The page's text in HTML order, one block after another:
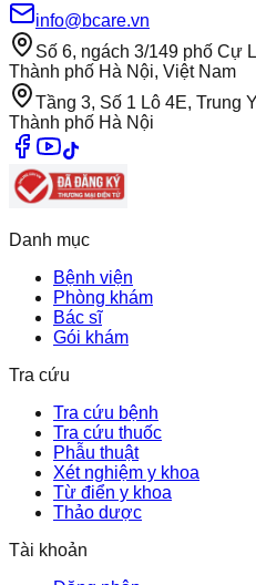
info@bcare.vn
Số 6, ngách 3/149 phố Cự
Thành phố Hà Nội, Việt Nam
Tầng 3, Số 1 Lô 4E, Trung
Thành phố Hà Nội
Danh mục
Bệnh viện
Phòng khám
Bác sĩ
Gói khám
Tra cứu
Tra cứu bệnh
Tra cứu thuốc
Phẫu thuật
Xét nghiệm y khoa
Từ điển y khoa
Thảo dược
Tài khoản